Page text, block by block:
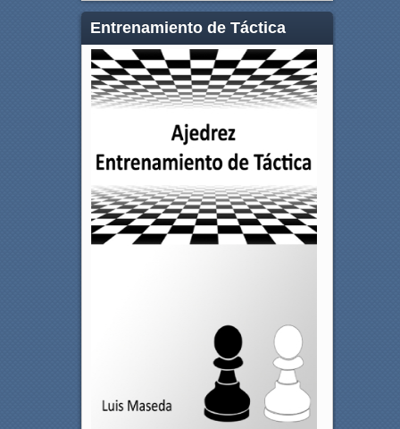
Entrenamiento de Táctica